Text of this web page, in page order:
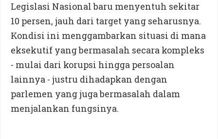
Legislasi Nasional baru menyentuh sekitar
10 persen, jauh dari target yang seharusnya.
Kondisi ini menggambarkan situasi di mana
eksekutif yang bermasalah secara kompleks
- mulai dari korupsi hingga persoalan
lainnya - justru dihadapkan dengan
parlemen yang juga bermasalah dalam
menjalankan fungsinya.